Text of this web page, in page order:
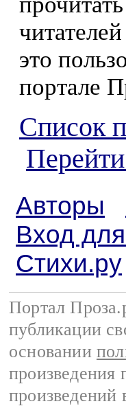
это
портале
Список
Авторы
Вход
Стихи.ру
Портал
публикации
основании
произведения
произведений